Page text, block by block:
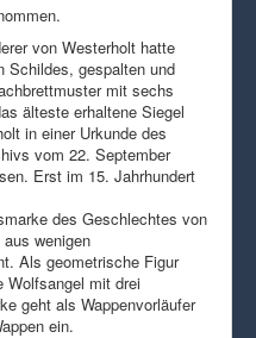
von Westerholt hatte
Schildes, gespalten und
mit sechs
älteste erhaltene Siegel
in einer Urkunde des
vom 22. September
Erst im 15. Jahrhundert
des Geschlechtes von
wenigen
Als geometrische Figur
Wolfsangel mit drei
geht als Wappenvorläufer
ein.